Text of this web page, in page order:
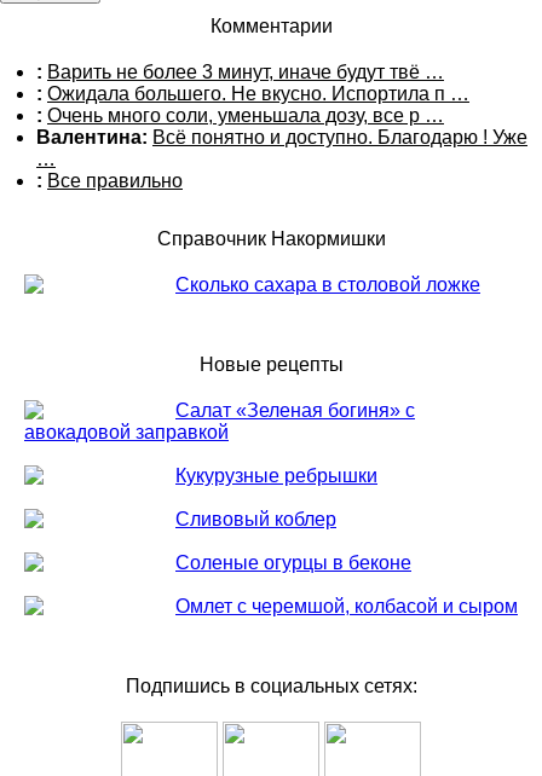
Комментарии
: Варить не более 3 минут, иначе будут твё …
: Ожидала большего. Не вкусно. Испортила п …
: Очень много соли, уменьшала дозу, все р …
Валентина: Всё понятно и доступно. Благодарю ! Уже
…
: Все правильно
Справочник Накормишки
Сколько сахара в столовой ложке
Новые рецепты
Салат «Зеленая богиня» с
авокадовой заправкой
Кукурузные ребрышки
Сливовый коблер
Соленые огурцы в беконе
Омлет с черемшой, колбасой и сыром
Подпишись в социальных сетях: